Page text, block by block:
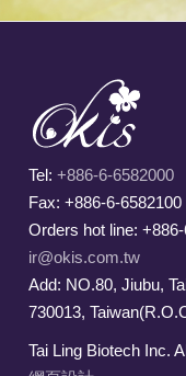
Tel:+886-6-6582000
Fax: +886-6-6582100
Orders hot line:
ir@okis.com.tw
Add: NO.80, Jiubu,
730013,
Tai Ling Biotech Inc.